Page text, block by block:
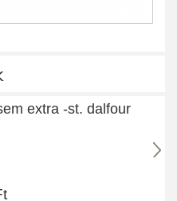
extra -st. dalfour